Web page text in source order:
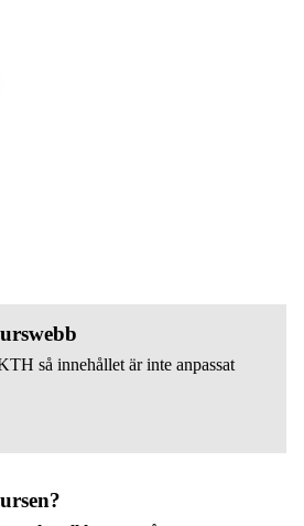
så innehållet är inte anpassat